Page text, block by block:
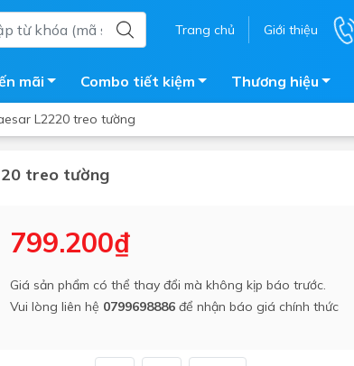
Trang chủ Giới thiệu
nóng điện
Bồn bảo ôn
Bồn nhựa tự hoại
mãi Combo tiết kiệm Thương hiệu
L2220 treo tường
treo tường
799.200₫
Giá sản phẩm có thể thay đổi mà không kịp báo trước.
Vui lòng liên hệ 0799698886 để nhận báo giá chính thức